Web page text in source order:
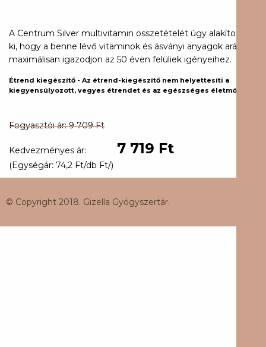
Fogyasztói ár: 9 709 Ft
Kedvezményes ár: 7 719 Ft
(Egységár: 74,2 Ft/db Ft/)
A Centrum Silver multivitamin összetételét úgy alakították
ki, hogy a benne lévő vitaminok és ásványi anyagok aránya
maximálisan igazodjon az 50 éven felüliek igényeihez.
Étrend kiegészítő - Az étrend-kiegészítő nem helyettesíti a
kiegyensúlyozott, vegyes étrendet és az egészséges életmódot.
© Copyright 2018. Gizella Gyógyszertár.